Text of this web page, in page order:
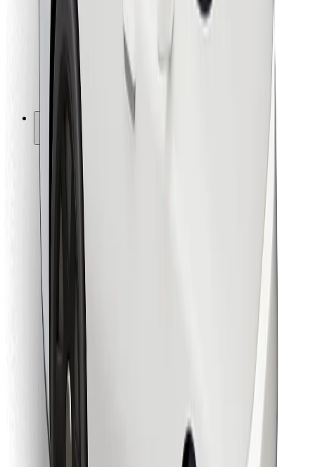
For leveringsbud
Bolt Food
For flåteeiere
For restauranter
Bolt for Business
Leverandører
Vilkår og betingelser
Sikkerhet
Få en tur på minutter!
Last ned Bolt-appen
Last ned Bolt Food-appen